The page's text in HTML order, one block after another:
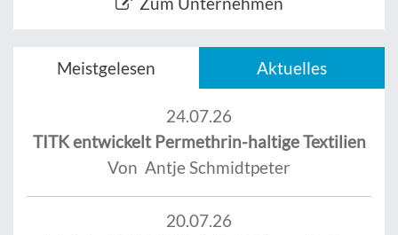
Meistgelesen Aktuelles
24.07.26
TITK entwickelt Permethrin-haltige Textilien
Von Antje Schmidtpeter
20.07.26